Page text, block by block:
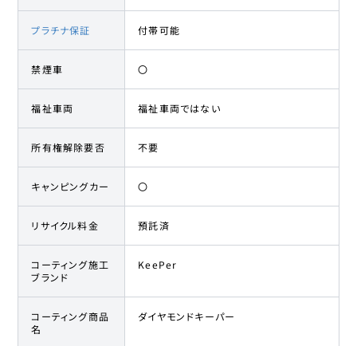
プラチナ保証 付帯可能
禁煙車 〇
福祉車両 福祉車両ではない
所有権解除要否 不要
キャンピングカー 〇
リサイクル料金 預託済
コーティング施工
ブランド
KeePer
コーティング商品
名
ダイヤモンドキーパー